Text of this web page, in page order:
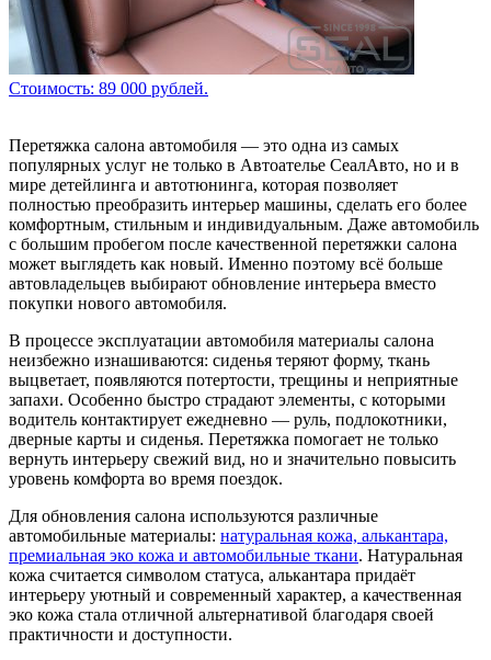
Стоимость: 89 000 рублей.
Перетяжка салона автомобиля — это одна из самых
популярных услуг не только в Автоателье СеалАвто, но и в
мире детейлинга и автотюнинга, которая позволяет
полностью преобразить интерьер машины, сделать его более
комфортным, стильным и индивидуальным. Даже автомобиль
с большим пробегом после качественной перетяжки салона
может выглядеть как новый. Именно поэтому всё больше
автовладельцев выбирают обновление интерьера вместо
покупки нового автомобиля.
В процессе эксплуатации автомобиля материалы салона
неизбежно изнашиваются: сиденья теряют форму, ткань
выцветает, появляются потертости, трещины и неприятные
запахи. Особенно быстро страдают элементы, с которыми
водитель контактирует ежедневно — руль, подлокотники,
дверные карты и сиденья. Перетяжка помогает не только
вернуть интерьеру свежий вид, но и значительно повысить
уровень комфорта во время поездок.
Для обновления салона используются различные
автомобильные материалы: натуральная кожа, алькантара,
премиальная эко кожа и автомобильные ткани. Натуральная
кожа считается символом статуса, алькантара придаёт
интерьеру уютный и современный характер, а качественная
эко кожа стала отличной альтернативой благодаря своей
практичности и доступности.